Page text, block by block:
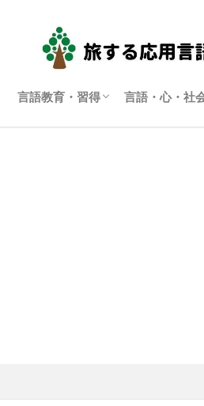
言語教育・習得 言語・心・社